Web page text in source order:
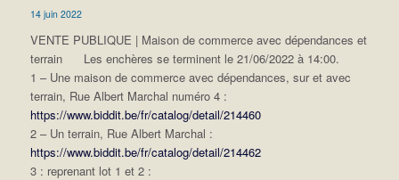
14 juin 2022
VENTE PUBLIQUE | Maison de commerce avec dépendances et
terrain
Les enchères se terminent le 21/06/2022 à 14:00.
1 – Une maison de commerce avec dépendances, sur et avec
terrain, Rue Albert Marchal numéro 4 :
https://www.biddit.be/fr/catalog/detail/214460
2 – Un terrain, Rue Albert Marchal :
https://www.biddit.be/fr/catalog/detail/214462
3 : reprenant lot 1 et 2 :